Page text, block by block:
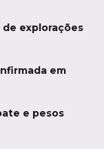
de explorações
em
e pesos